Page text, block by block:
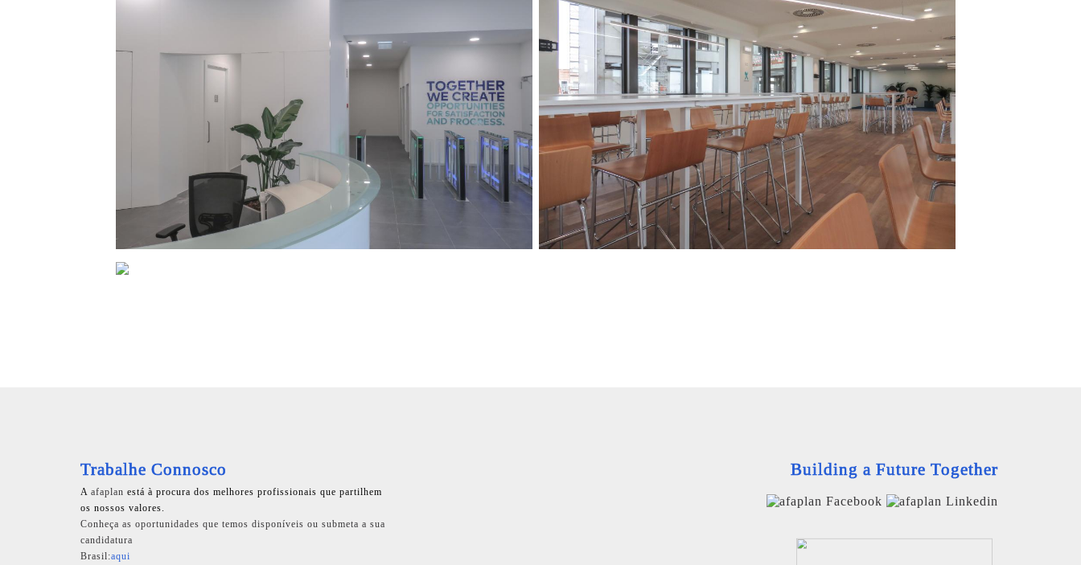
Trabalhe Connosco
A afaplan está à procura dos melhores profissionais que partilhem
os nossos valores.
Conheça as oportunidades que temos disponíveis ou submeta a sua
candidatura
Brasil:aqui
Building a Future Together